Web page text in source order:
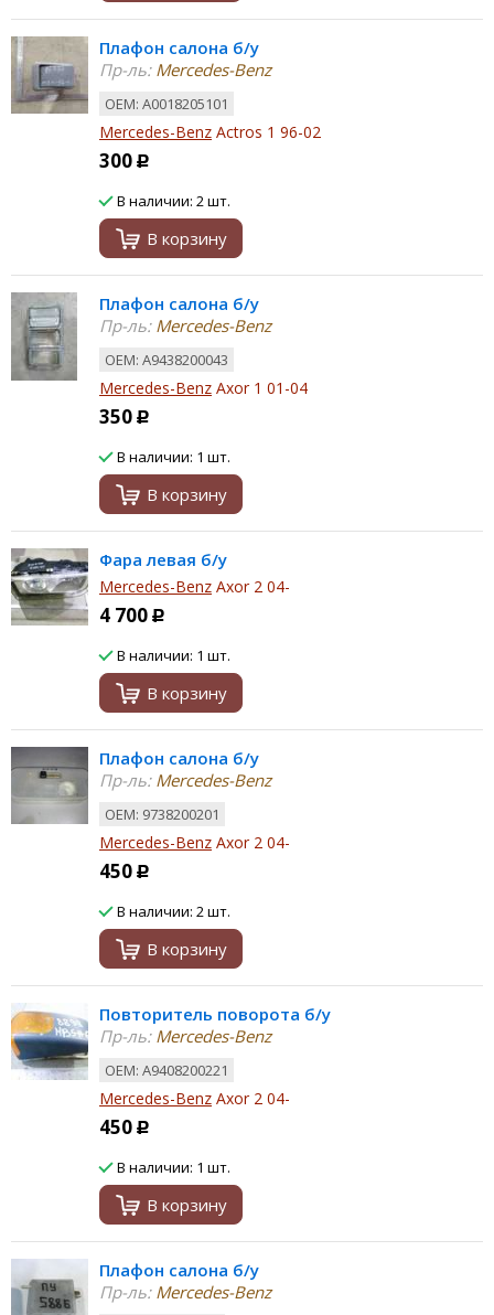
Плафон салона б/у
Пр-ль:Mercedes-Benz
ОЕМ: A0018205101
Mercedes-Benz Actros 1 96-02
300 Р
В наличии: 2 шт.
В корзину
Плафон салона б/у
Пр-ль:Mercedes-Benz
ОЕМ: A9438200043
Mercedes-Benz Axor 1 01-04
350 Р
В наличии: 1 шт.
В корзину
Фара левая б/у
Mercedes-Benz Axor 2 04-
4 700 Р
В наличии: 1 шт.
В корзину
Плафон салона б/у
Пр-ль:Mercedes-Benz
ОЕМ: 9738200201
Mercedes-Benz Axor 2 04-
450 Р
В наличии: 2 шт.
В корзину
Повторитель поворота б/у
Пр-ль:Mercedes-Benz
ОЕМ: A9408200221
Mercedes-Benz Axor 2 04-
450 Р
В наличии: 1 шт.
В корзину
Плафон салона б/у
Пр-ль:Mercedes-Benz